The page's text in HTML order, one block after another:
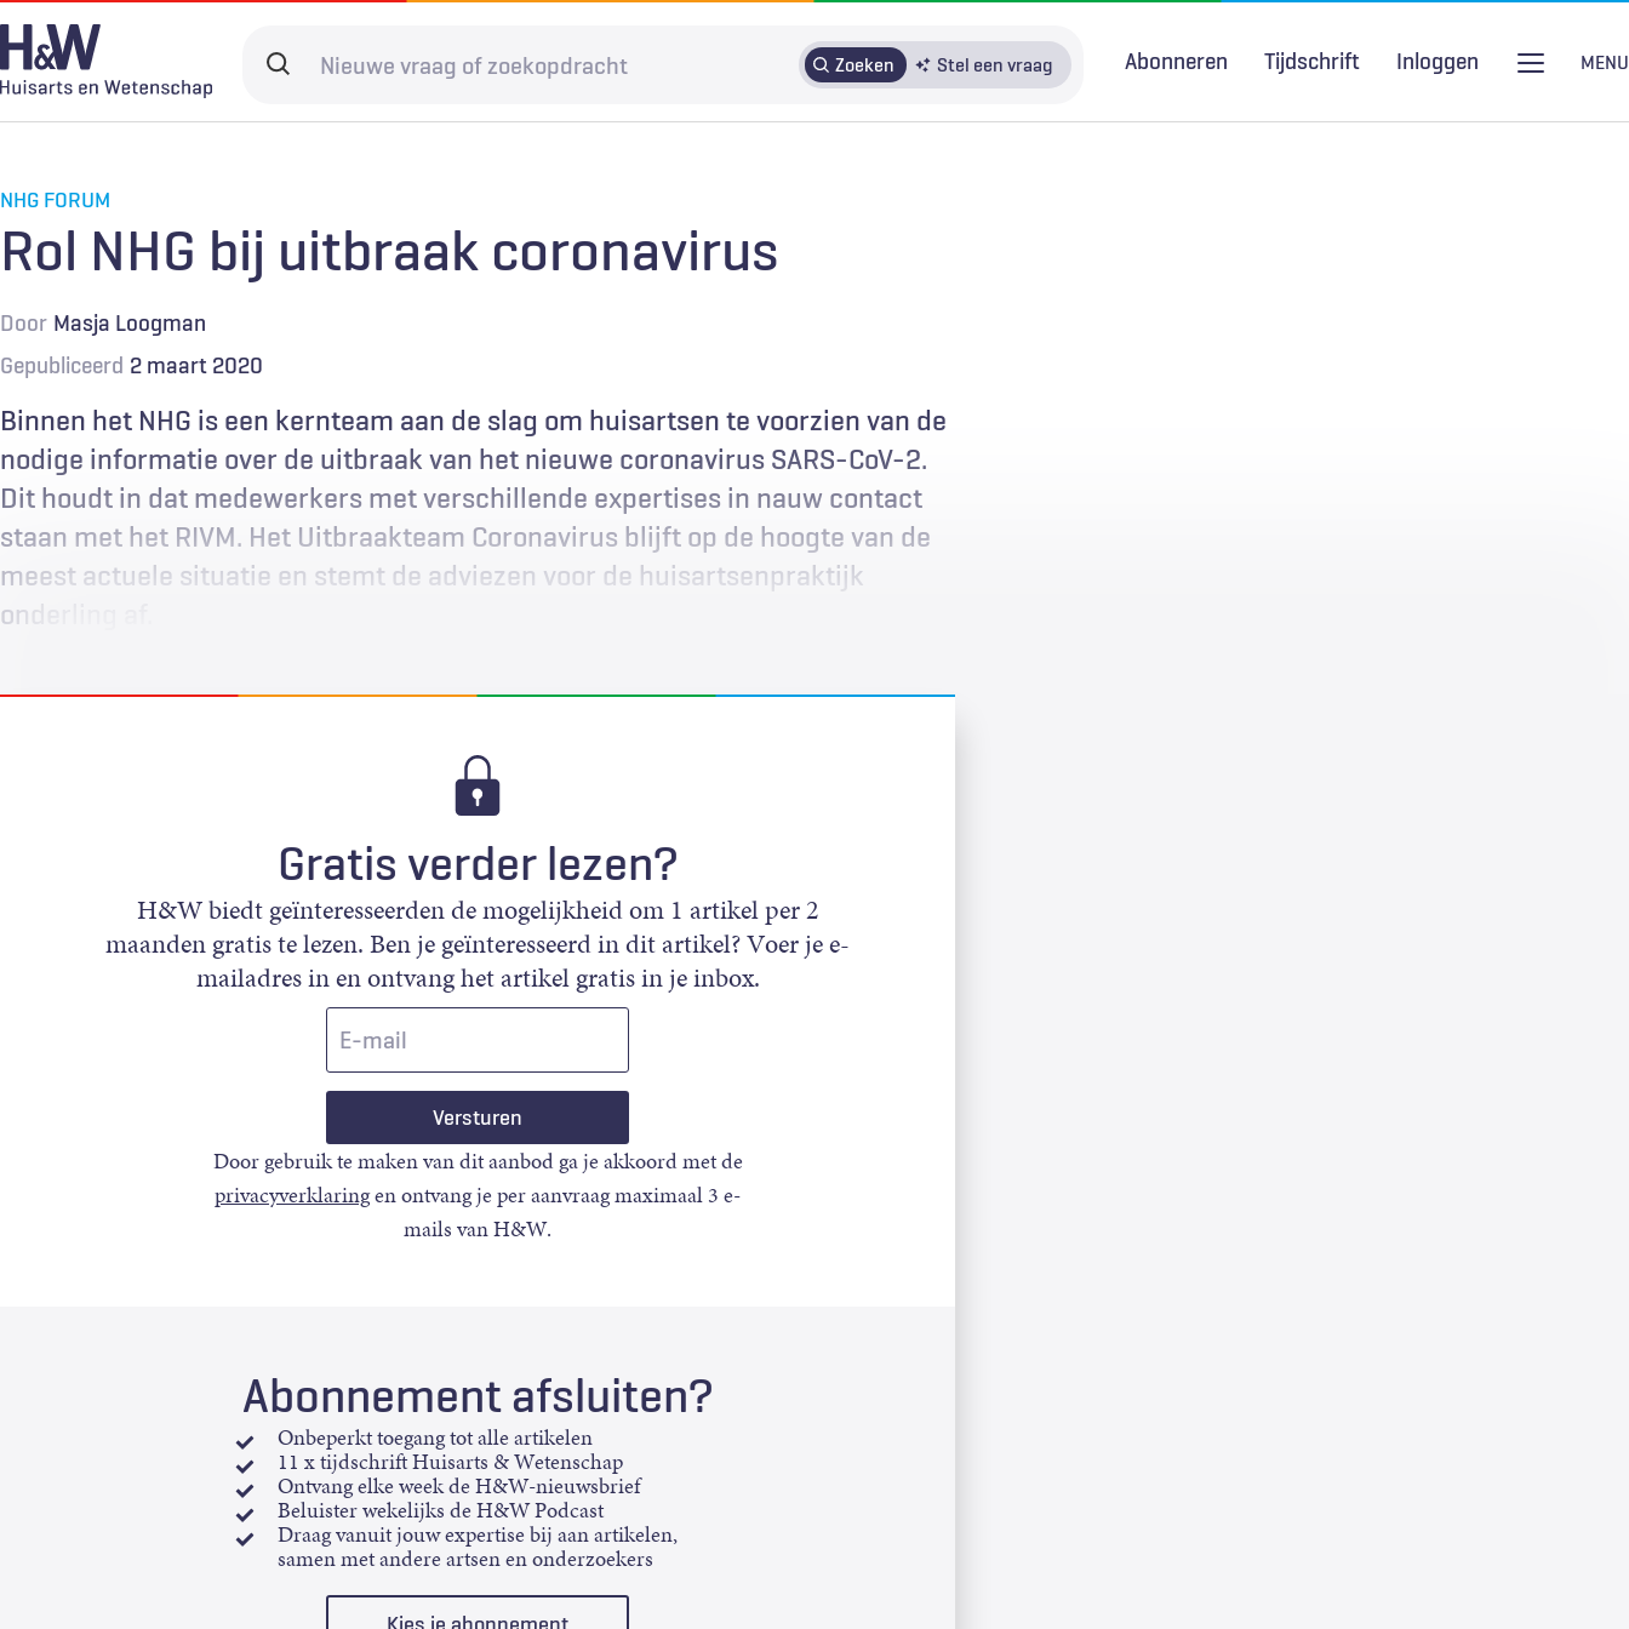
Overslaan
en
naar
gaan
Search
Zoeken Stel een vraag Abonneren Tijdschrift Inloggen MENU
Spoedzorg
Digitale zorg Levenseinde
Door in te loggen op HAweb krijgt u toegang tot de artikelen
Abonneren
NHG FORUM
Rol NHG bij uitbraak coronavirus
Door Masja Loogman
Gepubliceerd 2 maart 2020
Binnen het NHG is een kernteam aan de slag om huisartsen te voorzien van de
nodige informatie over de uitbraak van het nieuwe coronavirus SARS-CoV-2.
Dit houdt in dat medewerkers met verschillende expertises in nauw contact
staan met het RIVM. Het Uitbraakteam Coronavirus blijft op de hoogte van de
meest actuele situatie en stemt de adviezen voor de huisartsenpraktijk
onderling af.
Gratis verder lezen?
H&W biedt geïnteresseerden de mogelijkheid om 1 artikel per 2
maanden gratis te lezen. Ben je geïnteresseerd in dit artikel? Voer je e-
mailadres in en ontvang het artikel gratis in je inbox.
Door gebruik te maken van dit aanbod ga je akkoord met de
privacyverklaringen ontvang je per aanvraag maximaal 3 e-
mails van H&W.
Abonnement afsluiten?
Onbeperkt toegang tot alle artikelen
11 x tijdschrift Huisarts & Wetenschap
Ontvang elke week de H&W-nieuwsbrief
Beluister wekelijks de H&W Podcast
Draag vanuit jouw expertise bij aan artikelen,
samen met andere artsen en onderzoekers
Kies je abonnement